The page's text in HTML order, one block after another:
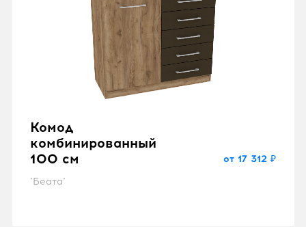
Комод
комбинированный
100 см
"Беата"
от 17 312 ₽